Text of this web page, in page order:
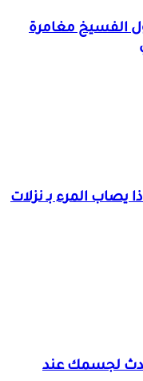
الفسيخ مغامرة
المرء بـ نزلات
لجسمك عند